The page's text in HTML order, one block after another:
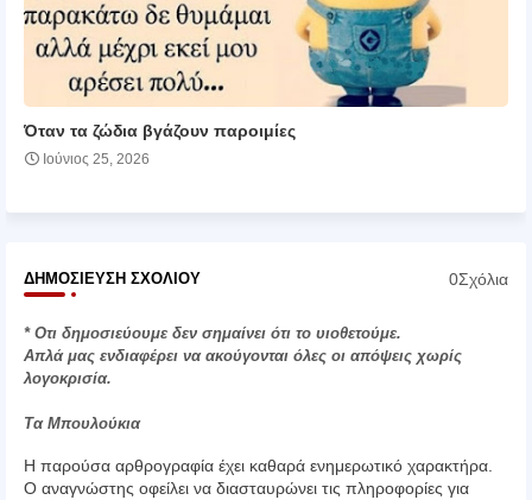
Όταν τα ζώδια βγάζουν παροιμίες
Ιούνιος 25, 2026
ΔΗΜΟΣΊΕΥΣΗ ΣΧΟΛΊΟΥ 0Σχόλια
* Οτι δημοσιεύουμε δεν σημαίνει ότι το υιοθετούμε.
Απλά μας ενδιαφέρει να ακούγονται όλες οι απόψεις χωρίς
λογοκρισία.
Τα Μπουλούκια
Η παρούσα αρθρογραφία έχει καθαρά ενημερωτικό χαρακτήρα.
Ο αναγνώστης οφείλει να διασταυρώνει τις πληροφορίες για